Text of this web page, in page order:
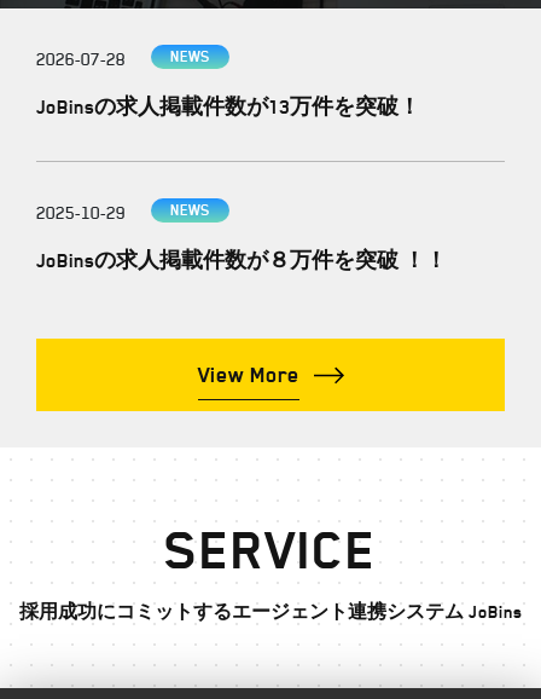
2026-07-28 NEWS
JoBinsの求人掲載件数が13万件を突破！
2025-10-29 NEWS
JoBinsの求人掲載件数が８万件を突破 ！！
View More
SERVICE
採用成功にコミットするエージェント連携システム JoBins